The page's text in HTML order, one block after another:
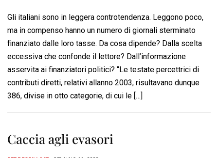
Gli italiani sono in leggera controtendenza. Leggono poco,
ma in compenso hanno un numero di giornali sterminato
finanziato dalle loro tasse. Da cosa dipende? Dalla scelta
eccessiva che confonde il lettore? Dall’informazione
asservita ai finanziatori politici? “Le testate percettrici di
contributi diretti, relativi allanno 2003, risultavano dunque
386, divise in otto categorie, di cui le […]
Caccia agli evasori